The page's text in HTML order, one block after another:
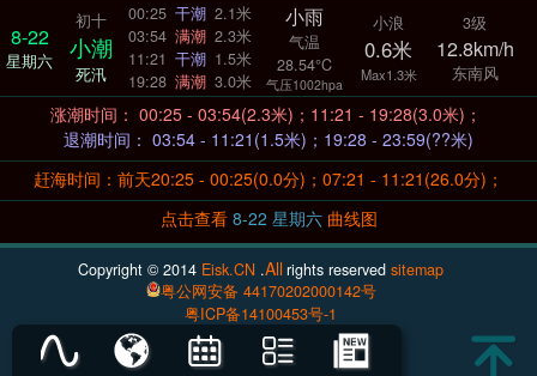
8-22
星期六
初十
小潮
死汛
00:25 干潮 2.1米
03:54 满潮 2.3米
11:21 干潮 1.5米
19:28 满潮 3.0米
小雨
气温
28.54°C
气压1002hpa
小浪
0.6米
Max1.3米
3级
12.8km/h
东南风
涨潮时间： 00:25 - 03:54(2.3米)；11:21 - 19:28(3.0米)；
退潮时间： 03:54 - 11:21(1.5米)；19:28 - 23:59(??米)
赶海时间：前天20:25 - 00:25(0.0分)；07:21 - 11:21(26.0分)；
点击查看
8-22 星期六 曲线图
Copyright © 2014 Eisk.CN .Allrights reservedsitemap
粤公网安备 44170202000142号
粤ICP备14100453号-1